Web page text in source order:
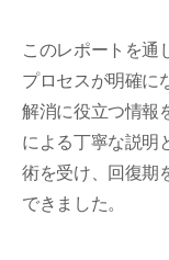
このレポートを通
プロセスが明確に
解消に役立つ情報
による丁寧な説明
術を受け、回復期
できました。